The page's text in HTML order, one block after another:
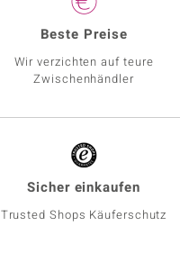
Beste Preise
Wir verzichten auf teure
Zwischenhändler
Sicher einkaufen
Trusted Shops Käuferschutz